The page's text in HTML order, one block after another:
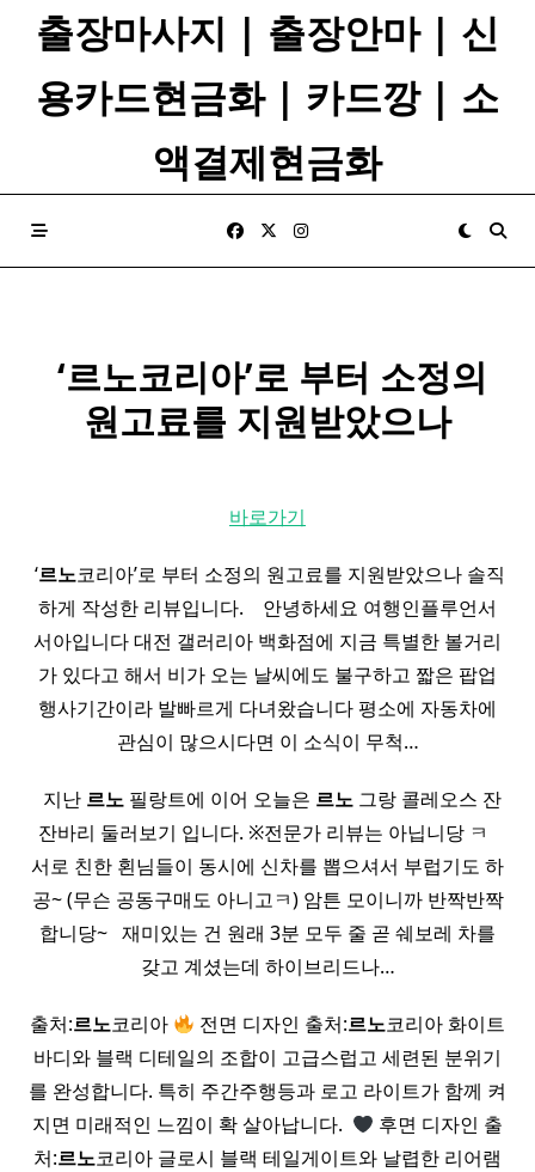
출장마사지 | 출장안마 | 신
용카드현금화 | 카드깡 | 소
액결제현금화
​ ‘르노코리아’로 부터 소정의
원고료를 지원받았으나
바로가기
​ ‘르노코리아’로 부터 소정의 원고료를 지원받았으나 솔직
하게 작성한 리뷰입니다. ​ ​ ​ 안녕하세요 여행인플루언서
서아입니다 대전 갤러리아 백화점에 지금 특별한 볼거리
가 있다고 해서 비가 오는 날씨에도 불구하고 짧은 팝업
행사기간이라 발빠르게 다녀왔습니다 평소에 자동차에
관심이 많으시다면 이 소식이 무척…
​ ​ 지난 르노 필랑트에 이어 오늘은 르노 그랑 콜레오스 잔
잔바리 둘러보기 입니다. ※전문가 리뷰는 아닙니당 ㅋ ​ ​
서로 친한 횐님들이 동시에 신차를 뽑으셔서 부럽기도 하
공~ (무슨 공동구매도 아니고ㅋ) 암튼 모이니까 반짝반짝
합니당~ ​ ​ 재미있는 건 원래 3분 모두 줄 곧 쉐보레 차를
갖고 계셨는데 하이브리드나…
출처:르노코리아 전면 디자인 출처:르노코리아 화이트
바디와 블랙 디테일의 조합이 고급스럽고 세련된 분위기
를 완성합니다. 특히 주간주행등과 로고 라이트가 함께 켜
지면 미래적인 느낌이 확 살아납니다. ​
후면 디자인 출
처:르노코리아 글로시 블랙 테일게이트와 날렵한 리어램